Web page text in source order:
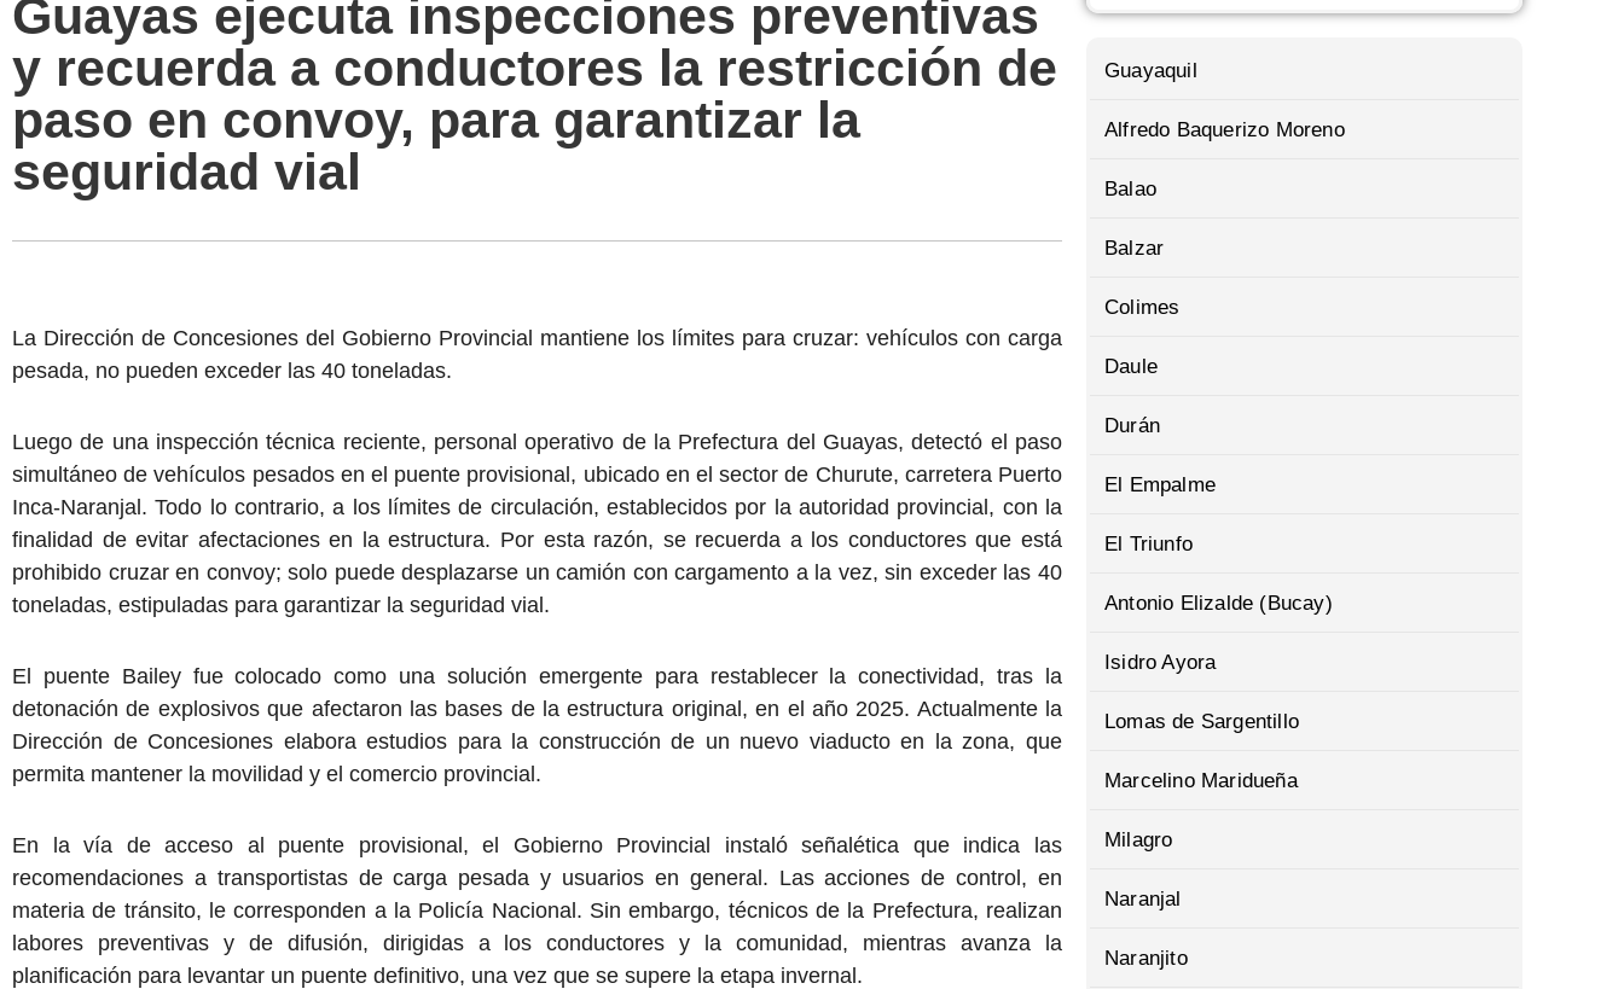
Guayas ejecuta inspecciones preventivas
y recuerda a conductores la restricción de
paso en convoy, para garantizar la
seguridad vial
La Dirección de Concesiones del Gobierno Provincial mantiene los límites para cruzar: vehículos con carga
pesada, no pueden exceder las 40 toneladas.
Luego de una inspección técnica reciente, personal operativo de la Prefectura del Guayas, detectó el paso
simultáneo de vehículos pesados en el puente provisional, ubicado en el sector de Churute, carretera Puerto
Inca-Naranjal. Todo lo contrario, a los límites de circulación, establecidos por la autoridad provincial, con la
finalidad de evitar afectaciones en la estructura. Por esta razón, se recuerda a los conductores que está
prohibido cruzar en convoy; solo puede desplazarse un camión con cargamento a la vez, sin exceder las 40
toneladas, estipuladas para garantizar la seguridad vial.
El puente Bailey fue colocado como una solución emergente para restablecer la conectividad, tras la
detonación de explosivos que afectaron las bases de la estructura original, en el año 2025. Actualmente la
Dirección de Concesiones elabora estudios para la construcción de un nuevo viaducto en la zona, que
permita mantener la movilidad y el comercio provincial.
En la vía de acceso al puente provisional, el Gobierno Provincial instaló señalética que indica las
recomendaciones a transportistas de carga pesada y usuarios en general. Las acciones de control, en
materia de tránsito, le corresponden a la Policía Nacional. Sin embargo, técnicos de la Prefectura, realizan
labores preventivas y de difusión, dirigidas a los conductores y la comunidad, mientras avanza la
planificación para levantar un puente definitivo, una vez que se supere la etapa invernal.
Guayaquil
Alfredo Baquerizo Moreno
Balao
Balzar
Colimes
Daule
Durán
El Empalme
El Triunfo
Antonio Elizalde (Bucay)
Isidro Ayora
Lomas de Sargentillo
Marcelino Maridueña
Milagro
Naranjal
Naranjito